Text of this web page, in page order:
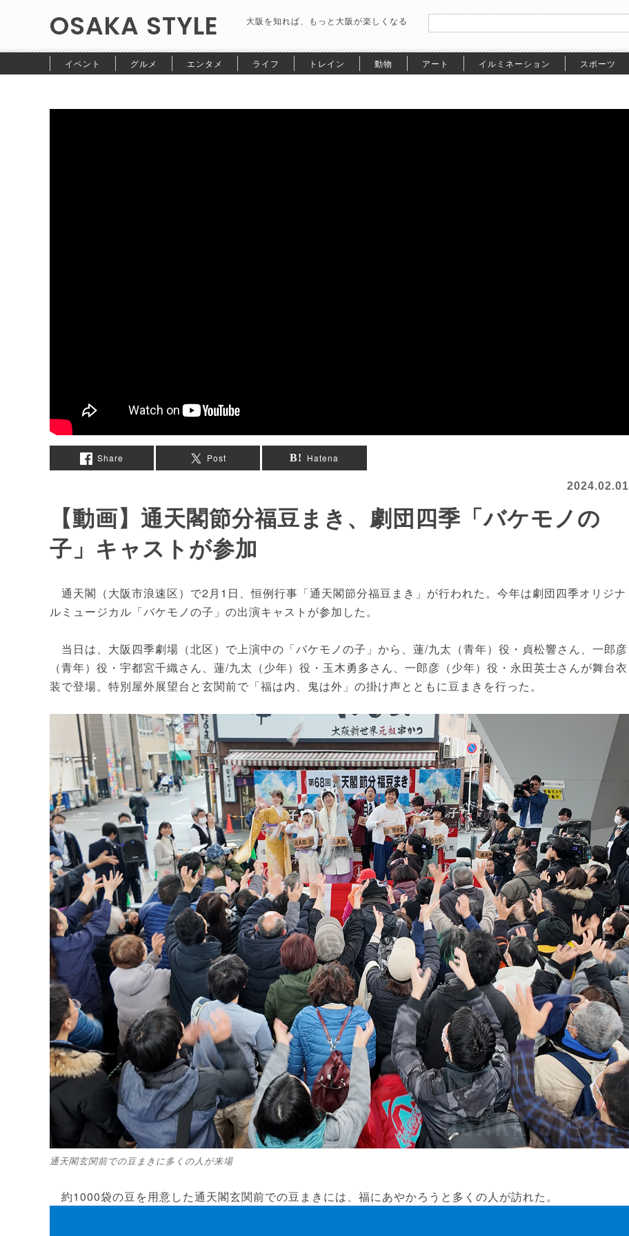
OSAKA STYLE 大阪を知れば、もっと大阪が楽しくなる
イベント グルメ エンタメ ライフ トレイン 動物 アート イルミネーション スポーツ
Share Post Hatena
2024.02.01
【動画】通天閣節分福豆まき、劇団四季「バケモノの
子」キャストが参加
通天閣（大阪市浪速区）で2月1日、恒例行事「通天閣節分福豆まき」が行われた。今年は劇団四季オリジナ
ルミュージカル「バケモノの子」の出演キャストが参加した。
当日は、大阪四季劇場（北区）で上演中の「バケモノの子」から、蓮/九太（青年）役・貞松響さん、一郎彦
（青年）役・宇都宮千織さん、蓮/九太（少年）役・玉木勇多さん、一郎彦（少年）役・永田英士さんが舞台衣
装で登場。特別屋外展望台と玄関前で「福は内、鬼は外」の掛け声とともに豆まきを行った。
通天閣玄関前での豆まきに多くの人が来場
約1000袋の豆を用意した通天閣玄関前での豆まきには、福にあやかろうと多くの人が訪れた。